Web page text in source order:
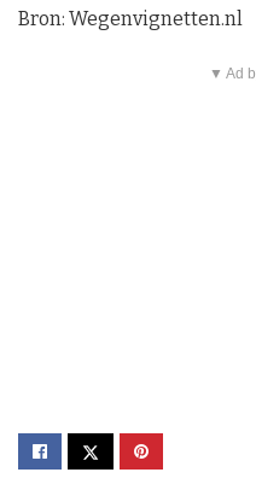
Bron: Wegenvignetten.nl
▼ Ad